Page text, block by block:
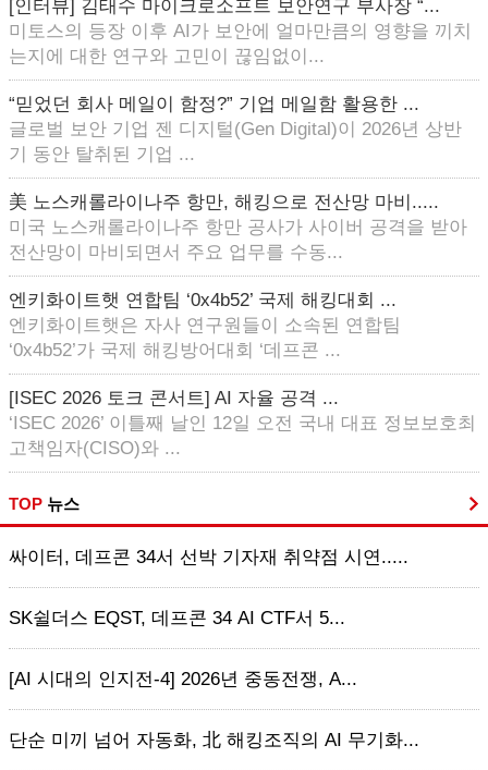
[인터뷰] 김태수 마이크로소프트 보안연구 부사장 “...
미토스의 등장 이후 AI가 보안에 얼마만큼의 영향을 끼치
는지에 대한 연구와 고민이 끊임없이...
“믿었던 회사 메일이 함정?” 기업 메일함 활용한 ...
글로벌 보안 기업 젠 디지털(Gen Digital)이 2026년 상반
기 동안 탈취된 기업 ...
美 노스캐롤라이나주 항만, 해킹으로 전산망 마비.....
미국 노스캐롤라이나주 항만 공사가 사이버 공격을 받아
전산망이 마비되면서 주요 업무를 수동...
엔키화이트햇 연합팀 ‘0x4b52’ 국제 해킹대회 ...
엔키화이트햇은 자사 연구원들이 소속된 연합팀
‘0x4b52’가 국제 해킹방어대회 ‘데프콘 ...
[ISEC 2026 토크 콘서트] AI 자율 공격 ...
‘ISEC 2026’ 이틀째 날인 12일 오전 국내 대표 정보보호최
고책임자(CISO)와 ...
TOP 뉴스
싸이터, 데프콘 34서 선박 기자재 취약점 시연.....
SK쉴더스 EQST, 데프콘 34 AI CTF서 5...
[AI 시대의 인지전-4] 2026년 중동전쟁, A...
단순 미끼 넘어 자동화, 北 해킹조직의 AI 무기화...